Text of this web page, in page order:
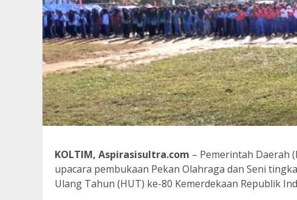
KOLTIM, Aspirasisultra.com – Pemerintah Daerah
upacara pembukaan Pekan Olahraga dan Seni
Ulang Tahun (HUT) ke-80 Kemerdekaan Republik